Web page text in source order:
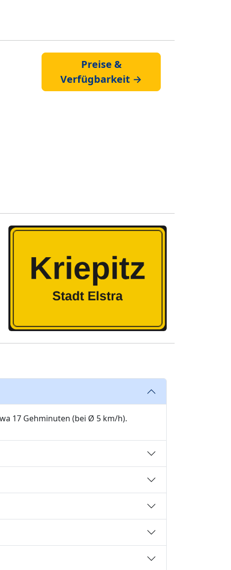
Preise &
Verfügbarkeit →
17 Gehminuten (bei Ø 5 km/h).